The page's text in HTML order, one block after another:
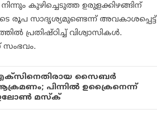
കുഴിച്ചെടുത്ത ഉരുളക്കിഴങ്ങിന്
രൂപ സാദൃശ്യമുണ്ടെന്ന് അവകാശപ്പെട്ട്
പ്രതിഷ്ഠിച്ച് വിശ്വാസികള്‍.
സംഭവം.
സൈബര്‍
പിന്നില്‍ ഉക്രൈനെന്ന്
മസ്‌ക്